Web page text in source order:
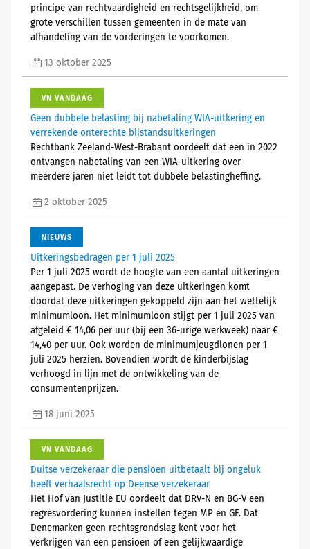
principe van rechtvaardigheid en rechtsgelijkheid, om
grote verschillen tussen gemeenten in de mate van
afhandeling van de vorderingen te voorkomen.
13 oktober 2025
VN VANDAAG
Geen dubbele belasting bij nabetaling WIA-uitkering en
verrekende onterechte bijstandsuitkeringen
Rechtbank Zeeland-West-Brabant oordeelt dat een in 2022
ontvangen nabetaling van een WIA-uitkering over
meerdere jaren niet leidt tot dubbele belastingheffing.
2 oktober 2025
NIEUWS
Uitkeringsbedragen per 1 juli 2025
Per 1 juli 2025 wordt de hoogte van een aantal uitkeringen
aangepast. De verhoging van deze uitkeringen komt
doordat deze uitkeringen gekoppeld zijn aan het wettelijk
minimumloon. Het minimumloon stijgt per 1 juli 2025 van
afgeleid € 14,06 per uur (bij een 36-urige werkweek) naar €
14,40 per uur. Ook worden de minimumjeugdlonen per 1
juli 2025 herzien. Bovendien wordt de kinderbijslag
verhoogd in lijn met de ontwikkeling van de
consumentenprijzen.
18 juni 2025
VN VANDAAG
Duitse verzekeraar die pensioen uitbetaalt bij ongeluk
heeft verhaalsrecht op Deense verzekeraar
Het Hof van Justitie EU oordeelt dat DRV-N en BG-V een
regresvordering kunnen instellen tegen MP en GF. Dat
Denemarken geen rechtsgrondslag kent voor het
verkrijgen van een pensioen of een gelijkwaardige